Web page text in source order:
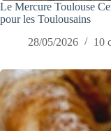
Le Mercure Toulouse
pour les Toulousains
28/05/2026
10